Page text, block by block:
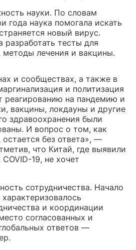
науки. По словам
года наука помогала искать
новый вирус.
разработать тесты для
методы лечения и вакцины.
и сообществах, а также в
и политизация
реагированию на пандемию и
вакцины, локдауны и другие
здравоохранения были
И вопрос о том, как
остается без ответа», —
что Китай, где выявили
19, не хочет
сотрудничества. Начало
и координации
согласованных и
ответов —